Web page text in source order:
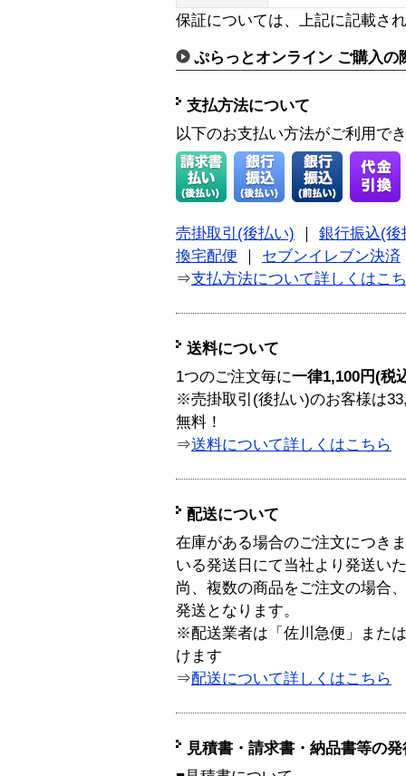
保証については、上記に記載さ
ぷらっとオンライン ご購入の
支払方法について
以下のお支払い方法がご利用で
売掛取引(後払い)
銀行振込(後
換宅配便
セブンイレブン決済
⇒支払方法について詳しくはこ
送料について
1つのご注文毎に一律1,100円(税
※売掛取引(後払い)のお客様は
無料！
⇒送料について詳しくはこちら
配送について
在庫がある場合のご注文につき
いる発送日にて当社より発送い
尚、複数の商品をご注文の場合
発送となります。
※配送業者は「佐川急便」また
けます
⇒配送について詳しくはこちら
見積書・請求書・納品書等の